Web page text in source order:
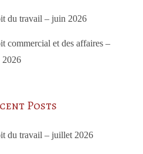
du travail – juin 2026
commercial et des affaires –
Posts
du travail – juillet 2026